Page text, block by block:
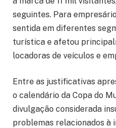
seguintes. Para
sentida em diferentes
turística e afetou
locadoras de veículos e
Entre as justificativas
o calendário da Copa do
divulgação considerada
problemas relacionados